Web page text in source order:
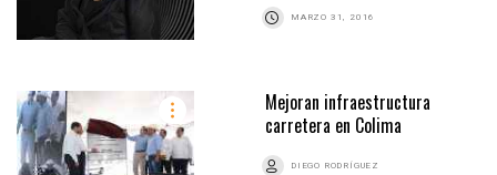
MARZO 31, 2016
Mejoran infraestructura
carretera en Colima
DIEGO RODRÍGUEZ